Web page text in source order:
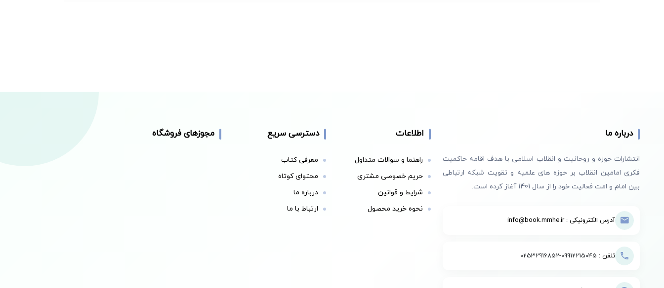
درباره ما
انتشارات حوزه و روحانیت و انقلاب اسلامی با هدف اقامه حاکمیت
فکری امامین انقلاب بر حوزه های علمیه و تقویت شبکه ارتباطی
بین امام و امت فعالیت خود را از سال 1401 آغاز کرده است.
آدرس الکترونیکی : info@book.mmhe.ir
تلفن : 09912215045
-
02532916852
اطلاعات
راهنما و سوالات متداول
حریم خصوصی مشتری
شرایط و قوانین
نحوه خرید محصول
دسترسی سریع
معرفی کتاب
محتوای کوتاه
درباره ما
ارتباط با ما
مجوزهای فروشگاه